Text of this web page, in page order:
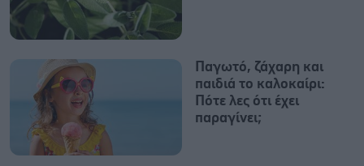
Παγωτό, ζάχαρη και
παιδιά το καλοκαίρι:
Πότε λες ότι έχει
παραγίνει;